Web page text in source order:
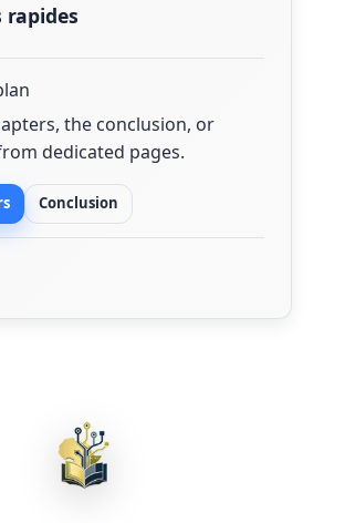
rapides
the conclusion, or
dedicated pages.
Conclusion